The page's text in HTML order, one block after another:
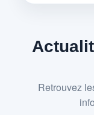
Retrouvez